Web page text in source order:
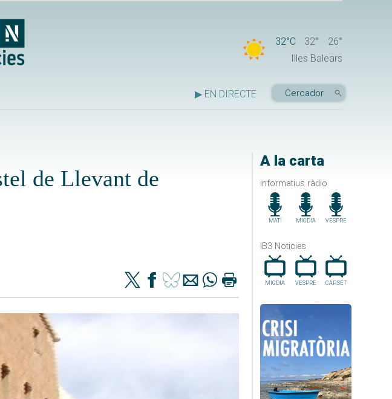
32°C 32°
26°
Illes Balears
▶ EN DIRECTE
A la carta
informatius ràdio
MATÍ MIGDIA VESPRE
IB3 Noticies
MIGDIA VESPRE CAP.SET
de Llevant de